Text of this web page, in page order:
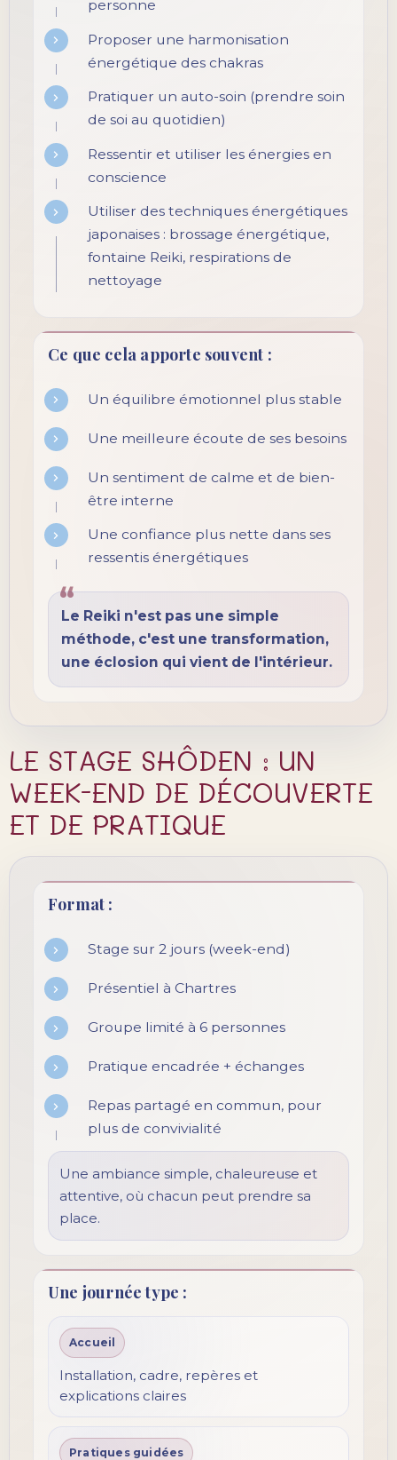
personne
Proposer une harmonisation
énergétique des chakras
Pratiquer un auto-soin (prendre soin
de soi au quotidien)
Ressentir et utiliser les énergies en
conscience
Utiliser des techniques énergétiques
japonaises : brossage énergétique,
fontaine Reiki, respirations de
nettoyage
Ce que cela apporte souvent :
Un équilibre émotionnel plus stable
Une meilleure écoute de ses besoins
Un sentiment de calme et de bien-
être interne
Une confiance plus nette dans ses
ressentis énergétiques
“
Le Reiki n'est pas une simple
méthode, c'est une transformation,
une éclosion qui vient de l'intérieur.
LE STAGE SHÔDEN : UN
WEEK-END DE DÉCOUVERTE
ET DE PRATIQUE
Format :
Stage sur 2 jours (week-end)
Présentiel à Chartres
Groupe limité à 6 personnes
Pratique encadrée + échanges
Repas partagé en commun, pour
plus de convivialité
Une ambiance simple, chaleureuse et
attentive, où chacun peut prendre sa
place.
Une journée type :
Accueil
Installation, cadre, repères et
explications claires
Pratiques guidées